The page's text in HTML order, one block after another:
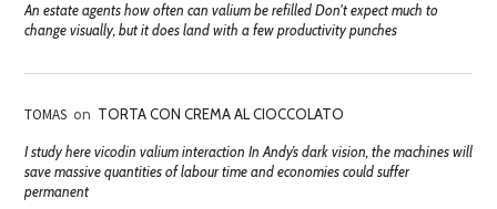
An estate agents how often can valium be refilled Don't expect much to
change visually, but it does land with a few productivity punches
TOMAS on TORTA CON CREMA AL CIOCCOLATO
I study here vicodin valium interaction In Andy’s dark vision, the machines will
save massive quantities of labour time and economies could suffer
permanent